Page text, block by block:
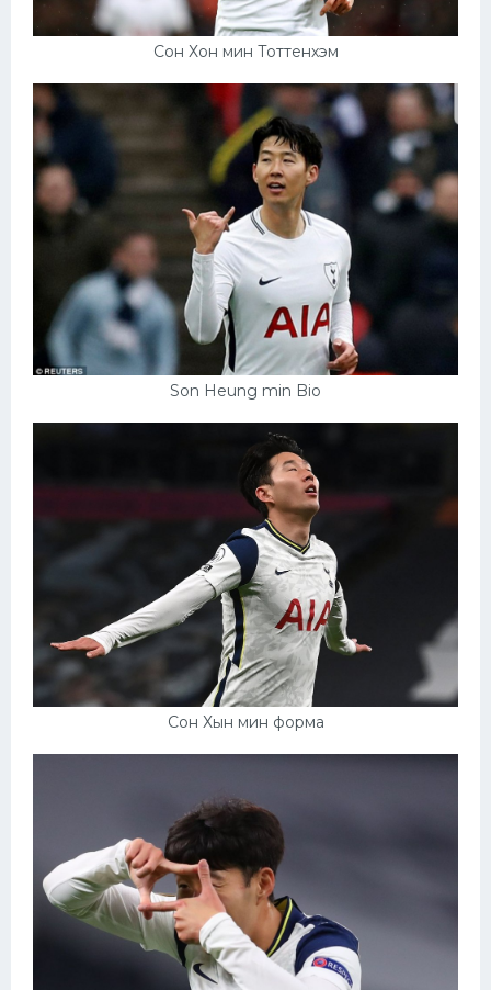
Сон Хон мин Тоттенхэм
Son Heung min Bio
Сон Хын мин форма